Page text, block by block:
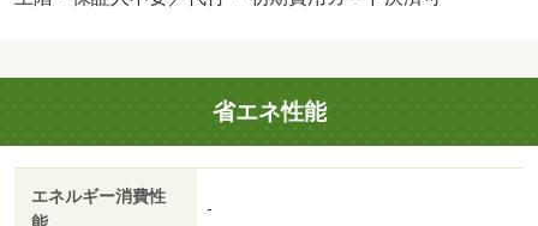
省エネ性能
エネルギー消費性
-